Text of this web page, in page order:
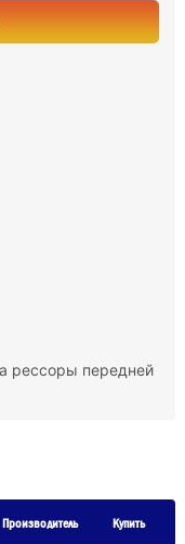
рессоры передней
Производитель Купить